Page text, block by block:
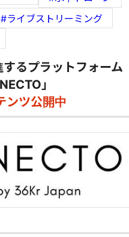
#ライブストリーミング
るプラットフォーム
」
ンツ公開中